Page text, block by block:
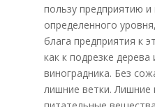
пользу предприятию
определенного
блага предприятия к
как к подрезке дерева
виноградника. Без
лишние ветки. Лишние